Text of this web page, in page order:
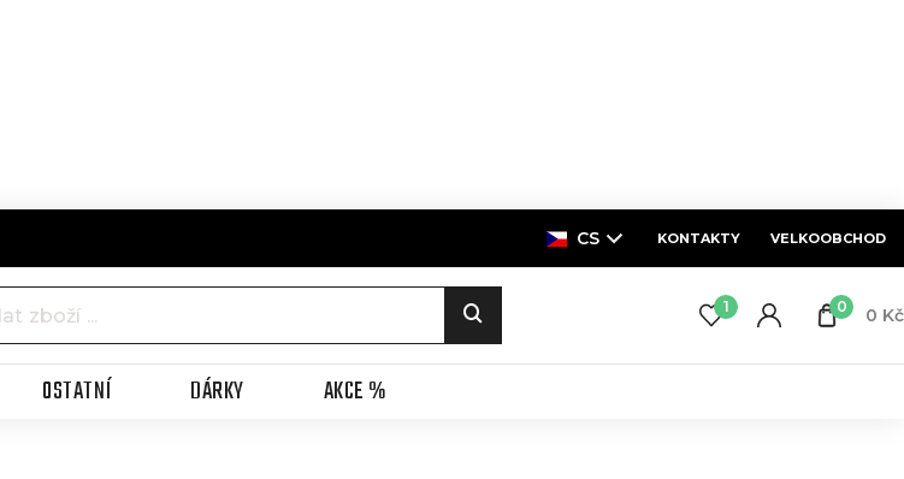
CS KONTAKTY VELKOOBCHOD
1 0 0 Kč
OSTATNÍ DÁRKY AKCE %